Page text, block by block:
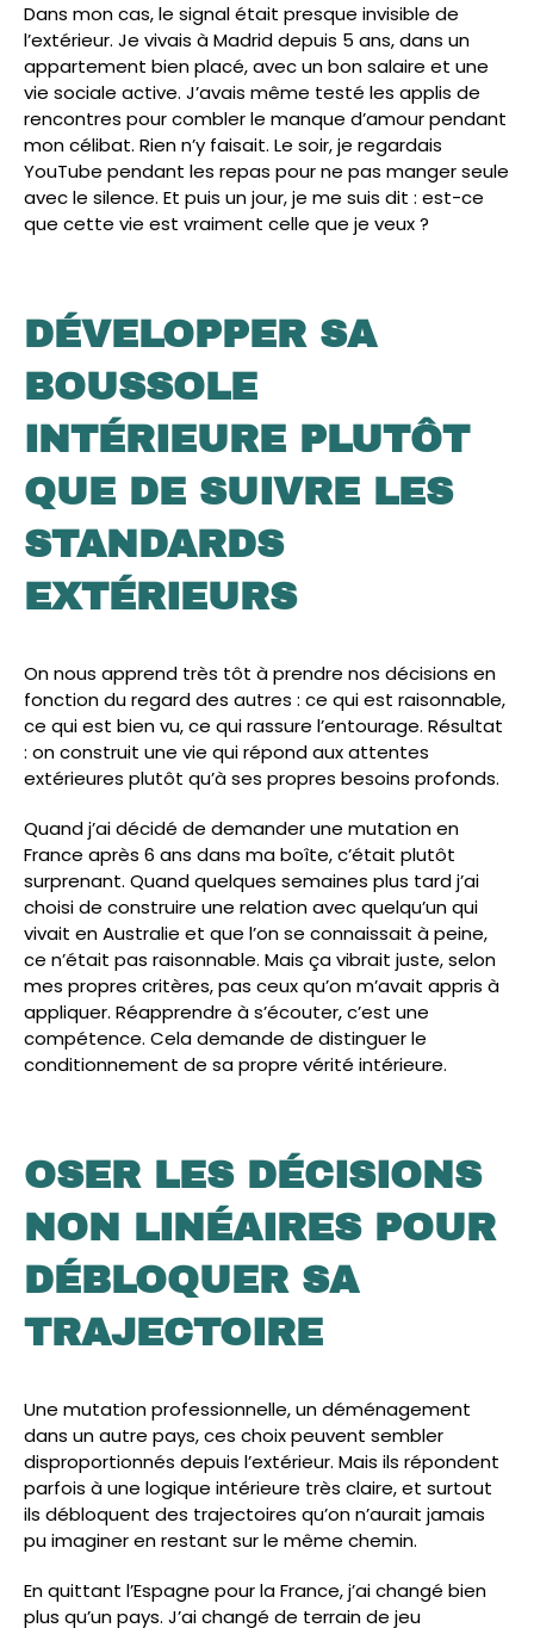
Dans mon cas, le signal était presque invisible de
l’extérieur. Je vivais à Madrid depuis 5 ans, dans un
appartement bien placé, avec un bon salaire et une
vie sociale active. J’avais même testé les applis de
rencontres pour combler le manque d’amour pendant
mon célibat. Rien n’y faisait. Le soir, je regardais
YouTube pendant les repas pour ne pas manger seule
avec le silence. Et puis un jour, je me suis dit : est-ce
que cette vie est vraiment celle que je veux ?
DÉVELOPPER SA
BOUSSOLE
INTÉRIEURE PLUTÔT
QUE DE SUIVRE LES
STANDARDS
EXTÉRIEURS
On nous apprend très tôt à prendre nos décisions en
fonction du regard des autres : ce qui est raisonnable,
ce qui est bien vu, ce qui rassure l’entourage. Résultat
: on construit une vie qui répond aux attentes
extérieures plutôt qu’à ses propres besoins profonds.
Quand j’ai décidé de demander une mutation en
France après 6 ans dans ma boîte, c’était plutôt
surprenant. Quand quelques semaines plus tard j’ai
choisi de construire une relation avec quelqu’un qui
vivait en Australie et que l’on se connaissait à peine,
ce n’était pas raisonnable. Mais ça vibrait juste, selon
mes propres critères, pas ceux qu’on m’avait appris à
appliquer. Réapprendre à s’écouter, c’est une
compétence. Cela demande de distinguer le
conditionnement de sa propre vérité intérieure.
OSER LES DÉCISIONS
NON LINÉAIRES POUR
DÉBLOQUER SA
TRAJECTOIRE
Une mutation professionnelle, un déménagement
dans un autre pays, ces choix peuvent sembler
disproportionnés depuis l’extérieur. Mais ils répondent
parfois à une logique intérieure très claire, et surtout
ils débloquent des trajectoires qu’on n’aurait jamais
pu imaginer en restant sur le même chemin.
En quittant l’Espagne pour la France, j’ai changé bien
plus qu’un pays. J’ai changé de terrain de jeu